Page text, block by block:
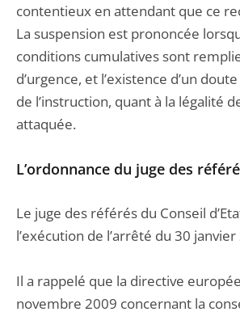
contentieux en attendant que ce
La suspension est prononcée
conditions cumulatives sont
d’urgence, et l’existence d’un
de l’instruction, quant à la légalité
attaquée.
L’ordonnance du juge des
Le juge des référés du Conseil
l’exécution de l’arrêté du 30 janvier
Il a rappelé que la directive
novembre 2009 concernant la